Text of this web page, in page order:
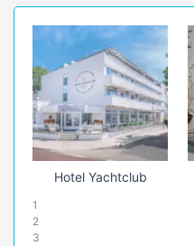
Hotel Yachtclub
1
2
3